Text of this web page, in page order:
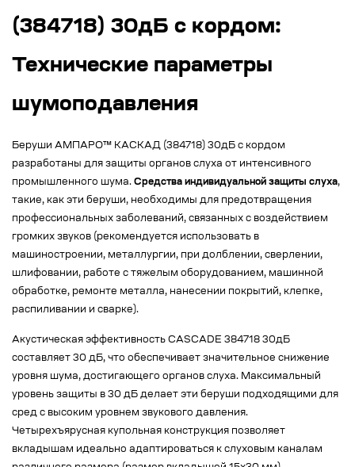
(384718) 30дБ с кордом:
Технические параметры
шумоподавления
Беруши АМПАРО™ КАСКАД (384718) 30дБ с кордом
разработаны для защиты органов слуха от интенсивного
промышленного шума. Средства индивидуальной защиты слуха,
такие, как эти беруши, необходимы для предотвращения
профессиональных заболеваний, связанных с воздействием
громких звуков (рекомендуется использовать в
машиностроении, металлургии, при долблении, сверлении,
шлифовании, работе с тяжелым оборудованием, машинной
обработке, ремонте металла, нанесении покрытий, клепке,
распиливании и сварке).
Акустическая эффективность CASCADE 384718 30дБ
составляет 30 дБ, что обеспечивает значительное снижение
уровня шума, достигающего органов слуха. Максимальный
уровень защиты в 30 дБ делает эти беруши подходящими для
сред с высоким уровнем звукового давления.
Четырехъярусная купольная конструкция позволяет
вкладышам идеально адаптироваться к слуховым каналам